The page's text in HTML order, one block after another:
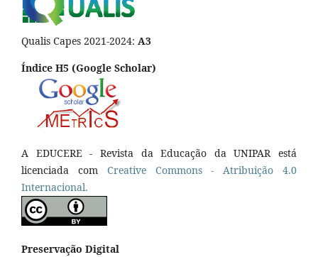
Qualis Capes 2021-2024: A3
Índice H5 (Google Scholar)
A EDUCERE - Revista da Educação da UNIPAR está
licenciada com CreativeCommons - Atribuição 4.0
Internacional.
Preservação Digital